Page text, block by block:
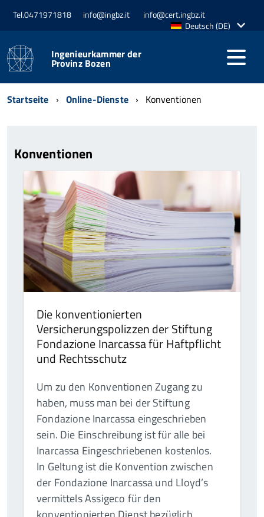
Tel.0471971818 info@ingbz.it
info@cert.ingbz.it
AktiveDeutsch (DE)
Ingenieurkammer der
Provinz Bozen
Startseite Online-Dienste Konventionen
Konventionen
Die konventionierten
Versicherungspolizzen der Stiftung
Fondazione Inarcassa für Haftpflicht
und Rechtsschutz
Um zu den Konventionen Zugang zu
haben, muss man bei der Stiftung
Fondazione Inarcassa eingeschrieben
sein. Die Einschreibung ist für alle bei
Inarcassa Eingeschriebenen kostenlos.
In Geltung ist die Konvention zwischen
der Fondazione Inarcassa und Lloyd’s
vermittels Assigeco für den